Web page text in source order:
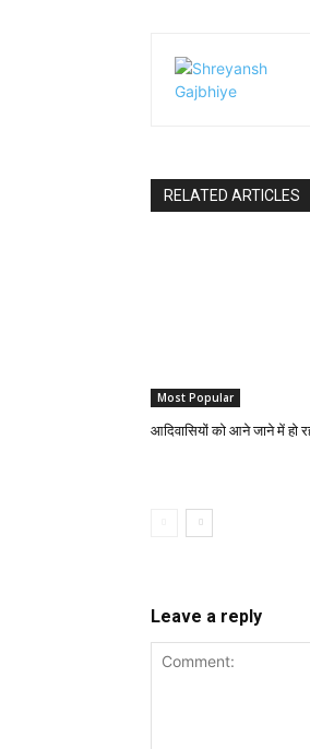
RELATED ARTICLES
Most Popular
आदिवासियों को आने जाने में हो
Leave a reply